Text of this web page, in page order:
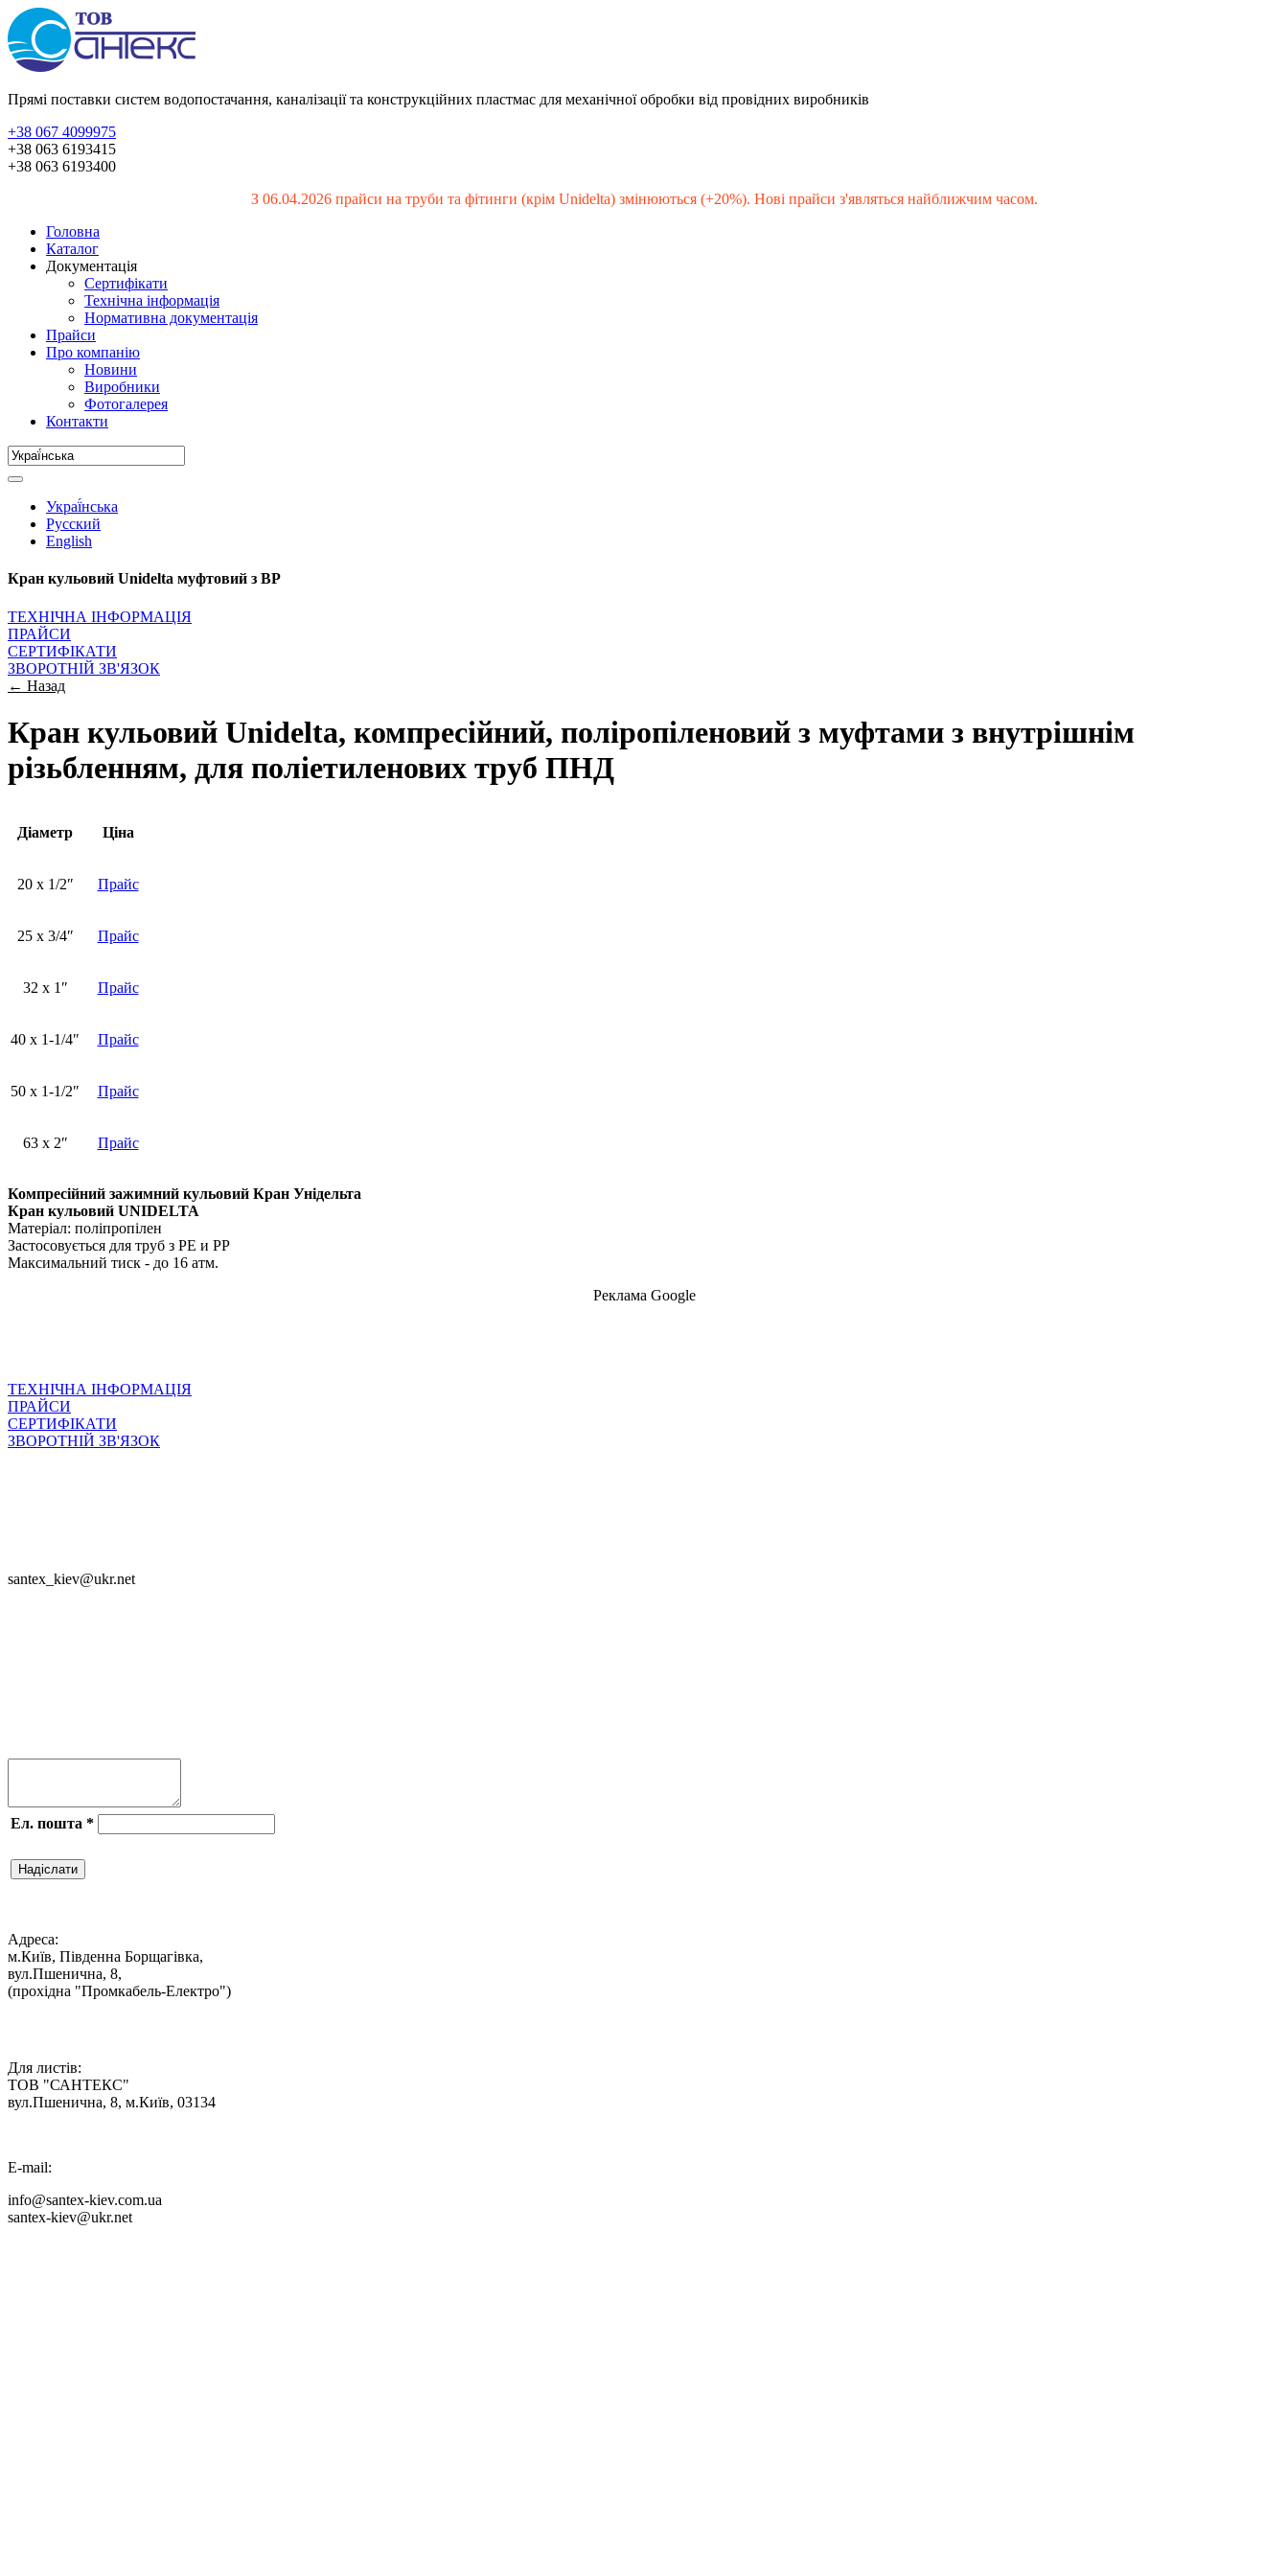
Прямі поставки систем водопостачання, каналізації та конструкційних пластмас для механічної обробки від провідних виробників
+38 067 4099975
+38 063 6193415
+38 063 6193400
З 06.04.2026 прайси на труби та фітинги (крім Unidelta) змінюються (+20%). Нові прайси з'являться найближчим часом.
Головна
Каталог
Документація
Сертифікати
Технічна інформація
Нормативна документація
Прайси
Про компанію
Новини
Виробники
Фотогалерея
Контакти
Украї́нська
Русский
English
Кран кульовий Unidelta муфтовий з ВР
ТЕХНІЧНА ІНФОРМАЦІЯ
ПРАЙСИ
СЕРТИФІКАТИ
ЗВОРОТНІЙ ЗВ'ЯЗОК
← Назад
Кран кульовий Unidelta, компресійний, поліропіленовий з муфтами з внутрішнім
різьбленням, для поліетиленових труб ПНД
Діаметр Ціна
20 х 1/2″ Прайс
25 x 3/4″ Прайс
32 x 1″ Прайс
40 x 1-1/4″ Прайс
50 х 1-1/2″ Прайс
63 х 2″ Прайс
Компресійний зажимний кульовий Кран Унідельта
Кран кульовий UNIDELTA
Матеріал: поліпропілен
Застосовується для труб з PE и PP
Максимальний тиск - до 16 атм.
Реклама Google
ТЕХНІЧНА ІНФОРМАЦІЯ
ПРАЙСИ
СЕРТИФІКАТИ
ЗВОРОТНІЙ ЗВ'ЯЗОК
santex_kiev@ukr.net
Ел. пошта *
Надіслати
Адреса:
м.Київ, Південна Борщагівка,
вул.Пшенична, 8,
(прохідна "Промкабель-Електро")
Для листів:
ТОВ "САНТЕКС"
вул.Пшенична, 8, м.Київ, 03134
E-mail:
info@santex-kiev.com.ua
santex-kiev@ukr.net